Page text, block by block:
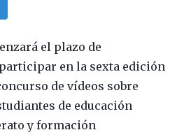
el plazo de
en la sexta edición
de vídeos sobre
de educación
y formación